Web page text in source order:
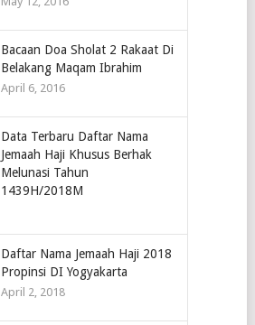
Bacaan Doa Sholat 2 Rakaat Di
Belakang Maqam Ibrahim
April 6, 2016
Data Terbaru Daftar Nama
Jemaah Haji Khusus Berhak
Melunasi Tahun
1439H/2018M
Daftar Nama Jemaah Haji 2018
Propinsi DI Yogyakarta
April 2, 2018